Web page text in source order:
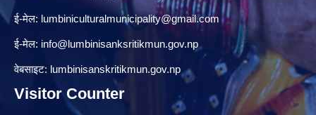
ई-मेल: lumbiniculturalmunicipality@gmail.com
ई-मेल: info@lumbinisanksritikmun.gov.np
वेबसाइट: lumbinisanskritikmun.gov.np
Visitor Counter